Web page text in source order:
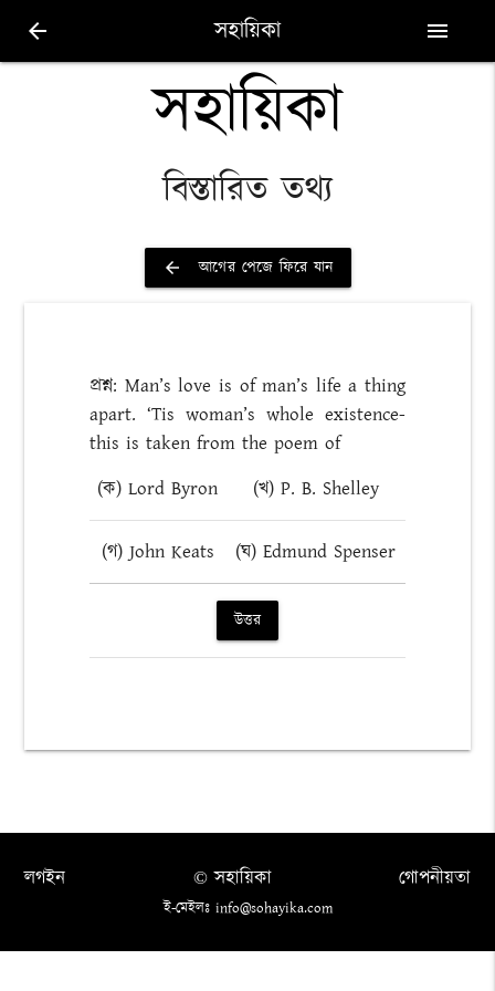
arrow_back সহায়িকা menu
সহায়িকা
বিস্তারিত তথ্য
arrow_back আগের পেজে ফিরে যান
প্রশ্ন: Man’s love is of man’s life a thing
apart. ‘Tis woman’s whole existence-
this is taken from the poem of
(ক) Lord Byron
(খ) P. B. Shelley
(গ) John Keats (ঘ) Edmund Spenser
উত্তর
লগইন গোপনীয়তা
© সহায়িকা
ই-মেইলঃ info@sohayika.com